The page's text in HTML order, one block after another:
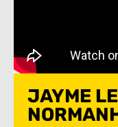
JAYME